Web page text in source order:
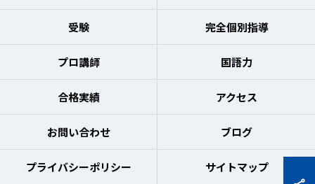
受験 完全個別指導
プロ講師 国語力
合格実績 アクセス
お問い合わせ ブログ
プライバシーポリシー サイトマップ